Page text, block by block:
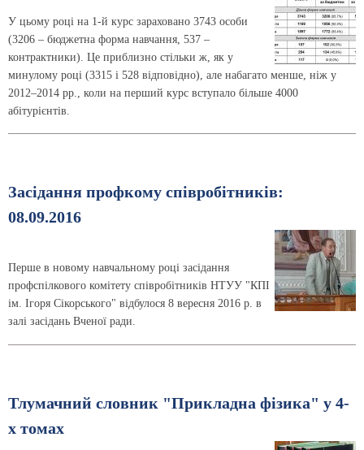
У цьому році на 1-й курс зараховано 3743 особи
(3206 – бюджетна форма навчання, 537 –
контрактники). Це приблизно стільки ж, як у
минулому році (3315 і 528 відповідно), але набагато менше, ніж у
2012–2014 рр., коли на перший курс вступало більше 4000
абітурієнтів.
Засідання профкому співробітників:
08.09.2016
Перше в новому навчальному році засідання
профспілкового комітету співробітників НТУУ "КПІ
ім. Ігоря Сікорського" відбулося 8 вересня 2016 р. в
залі засідань Вченої ради.
Тлумачний словник "Прикладна фізика" у 4-
х томах